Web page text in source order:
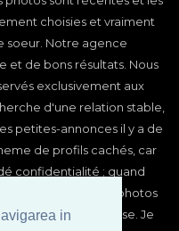
in
choisies et vraiment
soeur. Notre agence
et de bons résultats. Nous
exclusivement aux
d'une relation stable,
petites-annonces il y a de
de profils cachés, car
confidentialité ; quand
ces profils et ces photos
reçu un mot de passe. Je